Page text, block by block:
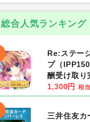
総合人気ランキング
Re:ステー
プ（
酬受け取
1,300円 相当
三井住友カ